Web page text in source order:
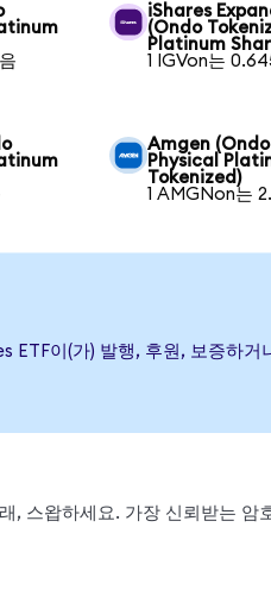
iShares
(Ondo
Platinum
1 IGVon는
Amgen
Physical
Tokenized)
1 AMGNon는
ETF이(가) 발행, 후원, 보증하
, 스왑하세요. 가장 신뢰받는 암